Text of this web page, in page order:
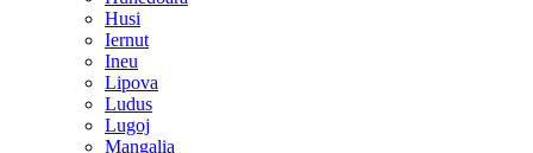
Husi
Iernut
Ineu
Lipova
Ludus
Lugoj
Mangalia